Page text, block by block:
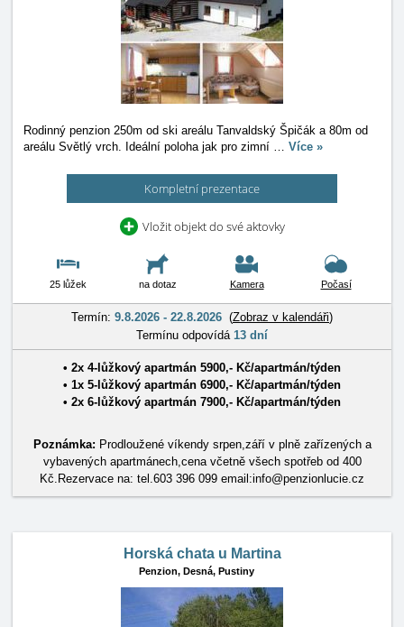
Rodinný penzion 250m od ski areálu Tanvaldský Špičák a 80m od
areálu Světlý vrch. Ideální poloha jak pro zimní … Více »
Kompletní prezentace
Vložit objekt do své aktovky
25 lůžek na dotaz Kamera Počasí
Termín: 9.8.2026 - 22.8.2026 (Zobraz v kalendáři)
Termínu odpovídá 13 dní
• 2x 4-lůžkový apartmán 5900,- Kč/apartmán/týden
• 1x 5-lůžkový apartmán 6900,- Kč/apartmán/týden
• 2x 6-lůžkový apartmán 7900,- Kč/apartmán/týden
Poznámka: Prodloužené víkendy srpen,září v plně zařízených a
vybavených apartmánech,cena včetně všech spotřeb od 400
Kč.Rezervace na: tel.603 396 099 email:info@penzionlucie.cz
Horská chata u Martina
Penzion, Desná, Pustiny